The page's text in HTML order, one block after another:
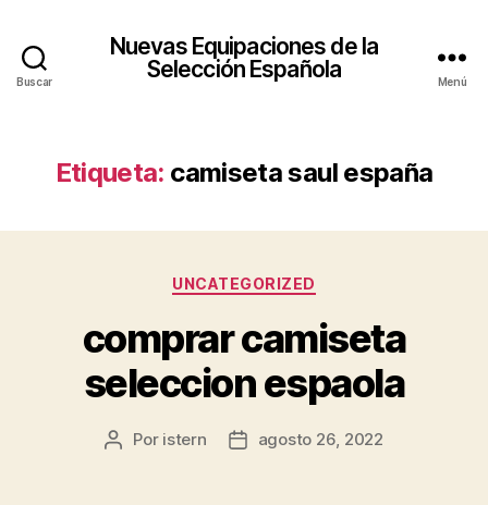
Buscar
Nuevas Equipaciones de la
Selección Española
Menú
Etiqueta: camiseta saul españa
Categorías
UNCATEGORIZED
comprar camiseta
seleccion espaola
Autor
Por istern
Fechaagosto 26, 2022